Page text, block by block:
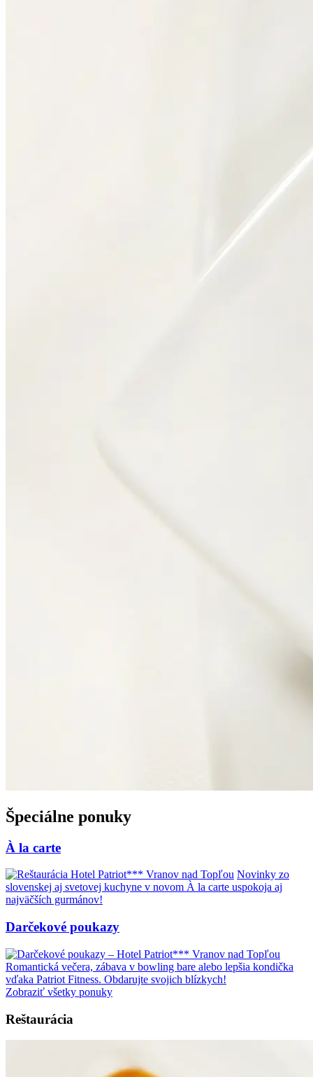
Špeciálne ponuky
À la carte
Novinky zo
slovenskej aj svetovej kuchyne v novom À la carte uspokoja aj
najväčších gurmánov!
Darčekové poukazy
Romantická večera, zábava v bowling bare alebo lepšia kondička
vďaka Patriot Fitness. Obdarujte svojich blízkych!
Zobraziť všetky ponuky
Reštaurácia